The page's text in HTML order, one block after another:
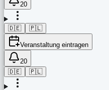
20
🇩🇪 🇵🇱
Veranstaltung eintragen
20
🇩🇪
🇵🇱